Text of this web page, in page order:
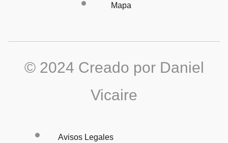
Mapa
© 2024 Creado por Daniel
Vicaire
Avisos Legales